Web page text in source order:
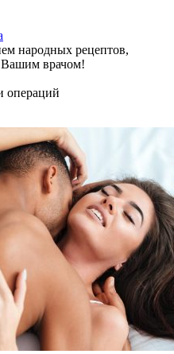
народных рецептов,
Вашим врачом!
операций